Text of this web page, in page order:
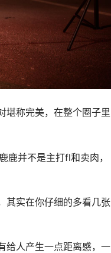
堪称完美，在整个圈子里
鹿并不是主打fl和卖肉，
其实在你仔细的多看几张
给人产生一点距离感，一